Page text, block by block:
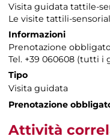
Visita guidata tattile-
Le visite tattili-
Informazioni
Prenotazione
Tel. +39 060608 (tutti i
Tipo
Visita guidata
Prenotazione
Attività